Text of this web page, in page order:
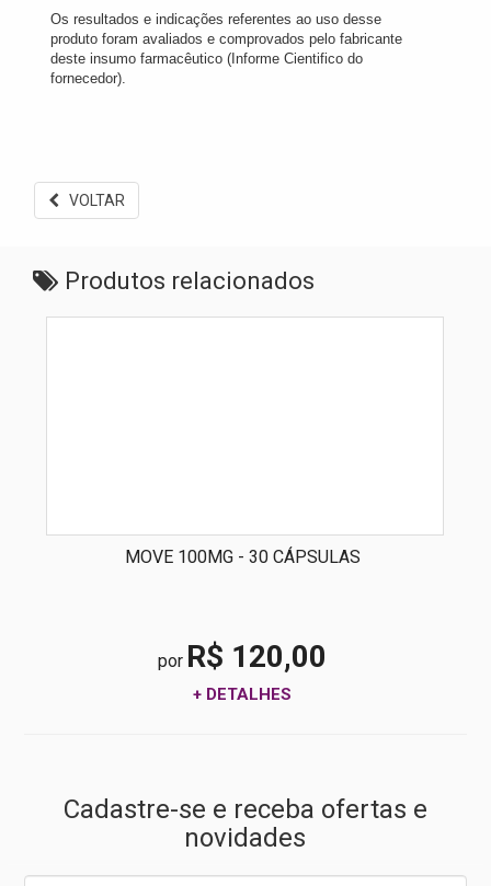
Os resultados e indicações referentes ao uso desse
produto foram avaliados e comprovados pelo fabricante
deste insumo farmacêutico (Informe Cientifico do
fornecedor).
VOLTAR
Produtos relacionados
MOVE 100MG - 30 CÁPSULAS
por R$ 120,00
+ DETALHES
Cadastre-se e receba ofertas e
novidades